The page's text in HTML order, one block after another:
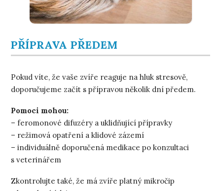
PŘÍPRAVA PŘEDEM
Pokud víte, že vaše zvíře reaguje na hluk stresově,
doporučujeme začít s přípravou několik dní předem.
Pomoci mohou:
– feromonové difuzéry a uklidňující přípravky
– režimová opatření a klidové zázemí
– individuálně doporučená medikace po konzultaci
s veterinářem
Zkontrolujte také, že má zvíře platný mikročip